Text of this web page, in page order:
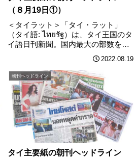
（８月19日①）
＜タイラット＞「タイ・ラット」
（タイ語: ไทยรัฐ）は、タイ王国のタ
イ語日刊新聞。国内最大の部数を発
行する全国大衆紙。1962年12月25日
に創刊。 ワッチャラポーン社が所有
する。現在公称100万部を発行し、1
部10バーツ。人間国宝の………
2022.08.19
朝刊ヘッドライン
タイ主要紙の朝刊ヘッドライン